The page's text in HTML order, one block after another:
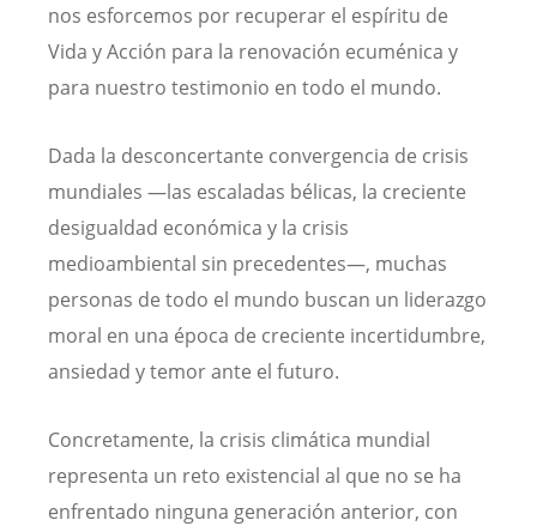
nos esforcemos por recuperar el espíritu de
Vida y Acción para la renovación ecuménica y
para nuestro testimonio en todo el mundo.
Dada la desconcertante convergencia de crisis
mundiales —las escaladas bélicas, la creciente
desigualdad económica y la crisis
medioambiental sin precedentes—, muchas
personas de todo el mundo buscan un liderazgo
moral en una época de creciente incertidumbre,
ansiedad y temor ante el futuro.
Concretamente, la crisis climática mundial
representa un reto existencial al que no se ha
enfrentado ninguna generación anterior, con